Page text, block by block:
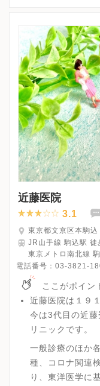
近藤医院
3.1
東京都文京区本駒込
JR山手線 駒込駅 徒
東京メトロ南北線
電話番号： 03-3821-
ここがポイン
近藤医院は１９
今は3代目の近
リニックです。
一般診療のほか
種、コロナ関連
り、東洋医学に